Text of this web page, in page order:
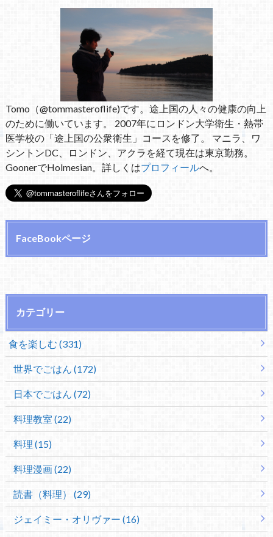
Tomo（@tommasteroflife)です。途上国の人々の健康の向上
のために働いています。 2007年にロンドン大学衛生・熱帯
医学校の「途上国の公衆衛生」コースを修了。 マニラ、ワ
シントンDC、ロンドン、アクラを経て現在は東京勤務。
GoonerでHolmesian。詳しくはプロフィールへ。
FaceBookページ
カテゴリー
食を楽しむ (331)
世界でごはん (172)
日本でごはん (72)
料理教室 (22)
料理 (15)
料理漫画 (22)
読書（料理） (29)
ジェイミー・オリヴァー (16)